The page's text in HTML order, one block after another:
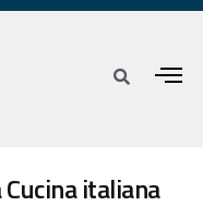
Cucina italiana